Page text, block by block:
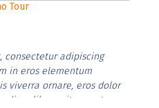
Tour
consectetur adipiscing
in eros elementum
viverra ornare, eros dolor
diam libero vitae erat.